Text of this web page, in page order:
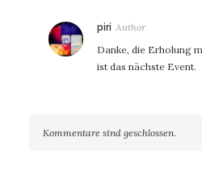
piri sagt:
Danke, die Erholung
ist das nächste Event.
Kommentare sind geschlossen.